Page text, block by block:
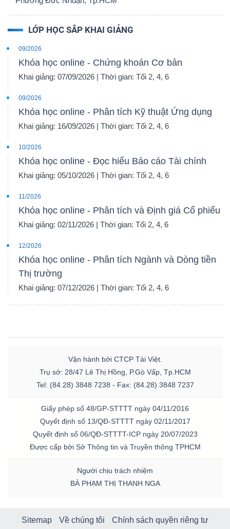
LỚP HỌC SẮP KHAI GIẢNG
09/2026
Khóa học online - Chứng khoán Cơ bản
Khai giảng: 07/09/2026 | Thời gian: Tối 2, 4, 6
09/2026
Khóa học online - Phân tích Kỹ thuật Ứng dụng
Khai giảng: 16/09/2026 | Thời gian: Tối 2, 4, 6
10/2026
Khóa học online - Đọc hiểu Báo cáo Tài chính
Khai giảng: 05/10/2026 | Thời gian: Tối 2, 4, 6
11/2026
Khóa học online - Phân tích và Định giá Cổ phiếu
Khai giảng: 02/11/2026 | Thời gian: Tối 2, 4, 6
12/2026
Khóa học online - Phân tích Ngành và Dòng tiền
Thị trường
Khai giảng: 07/12/2026 | Thời gian: Tối 2, 4, 6
Vận hành bởi CTCP Tài Việt.
Trụ sở: 28/47 Lê Thị Hồng, P.Gò Vấp, Tp.HCM
Tel: (84.28) 3848 7238 - Fax: (84.28) 3848 7237
Giấy phép số 48/GP-STTTT ngày 04/11/2016
Quyết định số 13/QĐ-STTTT ngày 02/11/2017
Quyết định số 06/QĐ-STTTT-ICP ngày 20/07/2023
Được cấp bởi Sở Thông tin và Truyền thông TPHCM
Người chịu trách nhiệm
BÀ PHẠM THỊ THANH NGA
Sitemap Về chúng tôi
Chính sách quyền riêng tư
Dữ
liệu